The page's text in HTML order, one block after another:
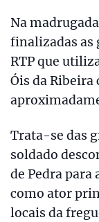
Na
finalizadas as
RTP que
Óis da
Trata-se das
soldado
de Pedra para
como ator
locais da